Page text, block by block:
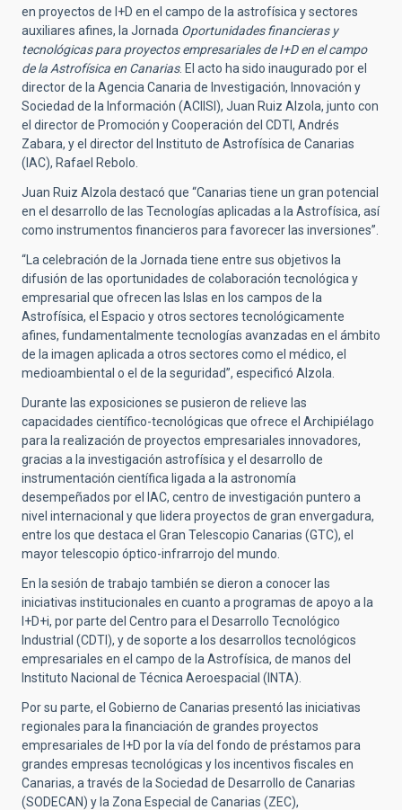
en proyectos de I+D en el campo de la astrofísica y sectores
auxiliares afines, la Jornada Oportunidades financieras y
tecnológicas para proyectos empresariales de I+D en el campo
de la Astrofísica en Canarias. El acto ha sido inaugurado por el
director de la Agencia Canaria de Investigación, Innovación y
Sociedad de la Información (ACIISI), Juan Ruiz Alzola, junto con
el director de Promoción y Cooperación del CDTI, Andrés
Zabara, y el director del Instituto de Astrofísica de Canarias
(IAC), Rafael Rebolo.
Juan Ruiz Alzola destacó que “Canarias tiene un gran potencial
en el desarrollo de las Tecnologías aplicadas a la Astrofísica, así
como instrumentos financieros para favorecer las inversiones”.
“La celebración de la Jornada tiene entre sus objetivos la
difusión de las oportunidades de colaboración tecnológica y
empresarial que ofrecen las Islas en los campos de la
Astrofísica, el Espacio y otros sectores tecnológicamente
afines, fundamentalmente tecnologías avanzadas en el ámbito
de la imagen aplicada a otros sectores como el médico, el
medioambiental o el de la seguridad”, especificó Alzola.
Durante las exposiciones se pusieron de relieve las
capacidades científico-tecnológicas que ofrece el Archipiélago
para la realización de proyectos empresariales innovadores,
gracias a la investigación astrofísica y el desarrollo de
instrumentación científica ligada a la astronomía
desempeñados por el IAC, centro de investigación puntero a
nivel internacional y que lidera proyectos de gran envergadura,
entre los que destaca el Gran Telescopio Canarias (GTC), el
mayor telescopio óptico-infrarrojo del mundo.
En la sesión de trabajo también se dieron a conocer las
iniciativas institucionales en cuanto a programas de apoyo a la
I+D+i, por parte del Centro para el Desarrollo Tecnológico
Industrial (CDTI), y de soporte a los desarrollos tecnológicos
empresariales en el campo de la Astrofísica, de manos del
Instituto Nacional de Técnica Aeroespacial (INTA).
Por su parte, el Gobierno de Canarias presentó las iniciativas
regionales para la financiación de grandes proyectos
empresariales de I+D por la vía del fondo de préstamos para
grandes empresas tecnológicas y los incentivos fiscales en
Canarias, a través de la Sociedad de Desarrollo de Canarias
(SODECAN) y la Zona Especial de Canarias (ZEC),